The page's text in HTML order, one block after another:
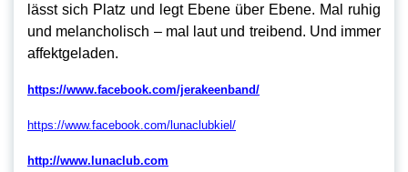
lässt sich Platz und legt Ebene über Ebene. Mal ruhig
und melancholisch – mal laut und treibend. Und immer
affektgeladen.
https://www.facebook.com/jerakeenband/
https://www.facebook.com/lunaclubkiel/
http://www.lunaclub.com